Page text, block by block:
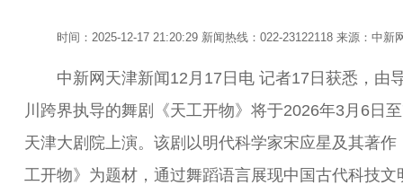
时间：2025-12-17 21:20:29 新闻热线：022-23122118来源：中新
中新网天津新闻12月17日电 记者17日获悉，由
川跨界执导的舞剧《天工开物》将于2026年3月6日
天津大剧院上演。该剧以明代科学家宋应星及其著作
工开物》为题材，通过舞蹈语言展现中国古代科技文